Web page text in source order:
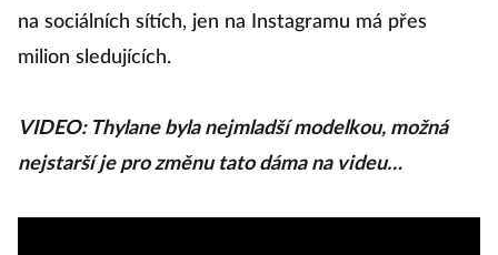
na sociálních sítích, jen na Instagramu má přes
milion sledujících.
VIDEO: Thylane byla nejmladší modelkou, možná
nejstarší je pro změnu tato dáma na videu…